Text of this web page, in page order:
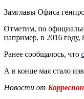
Замглавы Офиса
Отметим, по
например, в 2016
Ранее сообщалось, что
А в конце мая стало
Новости от